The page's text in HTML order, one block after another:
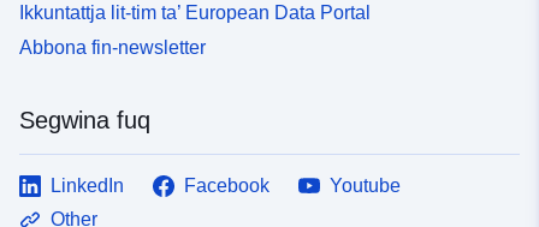
Ikkuntattja lit-tim ta’ European Data Portal
Abbona fin-newsletter
Segwina fuq
LinkedIn Facebook
Youtube
Other